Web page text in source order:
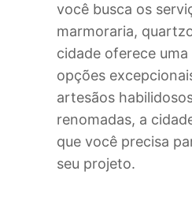
você busca os
marmoraria,
cidade oferece
opções
artesãos
renomadas, a
que você precisa
seu projeto.